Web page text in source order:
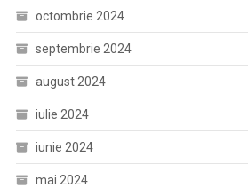
octombrie 2024
septembrie 2024
august 2024
iulie 2024
iunie 2024
mai 2024